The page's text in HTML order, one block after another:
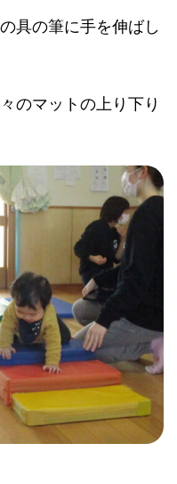
具の筆に手を伸ばし
のマットの上り下り